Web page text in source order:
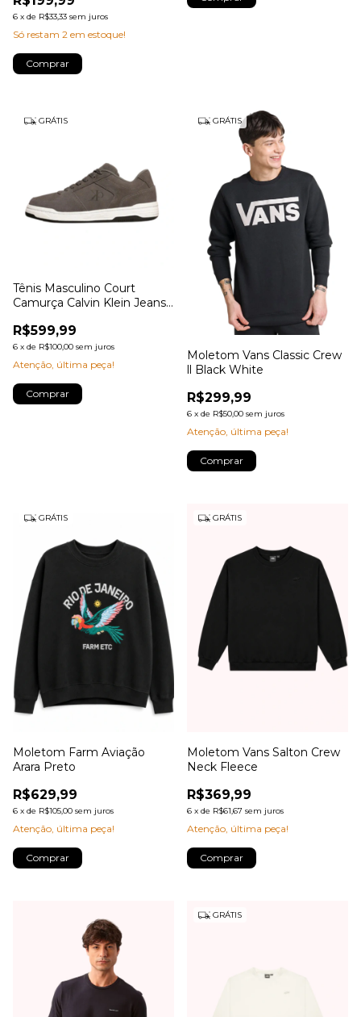
6 x de R$33,33 sem juros
Só restam 2 em estoque!
Comprar
GRÁTIS
Tênis Masculino Court
Camurça Calvin Klein Jeans
R$599,99
6 x de R$100,00 sem juros
Atenção, última peça!
Comprar
GRÁTIS
Moletom Vans Classic Crew
ll Black White
R$299,99
6 x de R$50,00 sem juros
Atenção, última peça!
Comprar
GRÁTIS
Moletom Farm Aviação
Arara Preto
R$629,99
6 x de R$105,00 sem juros
Atenção, última peça!
Comprar
GRÁTIS
Moletom Vans Salton Crew
Neck Fleece
R$369,99
6 x de R$61,67 sem juros
Atenção, última peça!
Comprar
GRÁTIS